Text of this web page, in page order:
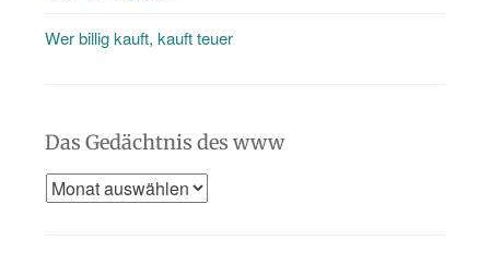
Wer billig kauft, kauft teuer
Das Gedächtnis des www
Das